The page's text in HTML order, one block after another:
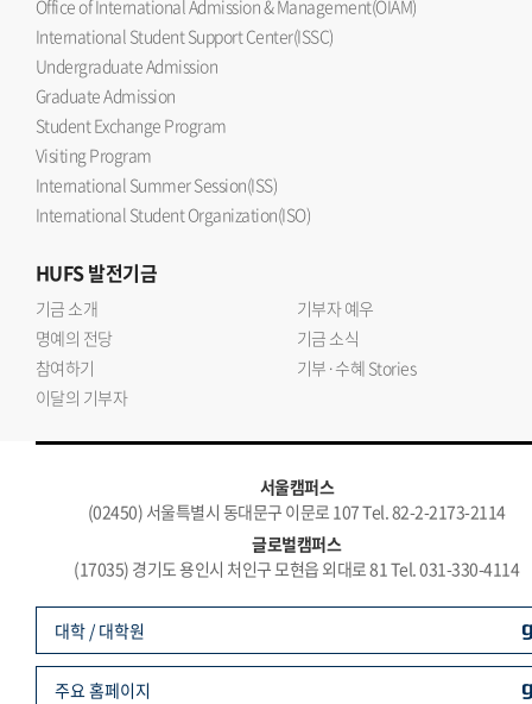
Office of International Admission & Management(OIAM)
International Student Support Center(ISSC)
Undergraduate Admission
Graduate Admission
Student Exchange Program
Visiting Program
International Summer Session(ISS)
International Student Organization(ISO)
HUFS발전기금
기금 소개
기부자 예우
명예의 전당
기금 소식
참여하기
기부·수혜 Stories
이달의 기부자
서울캠퍼스
(02450) 서울특별시 동대문구 이문로 107 Tel. 82-2-2173-2114
글로벌캠퍼스
(17035) 경기도 용인시 처인구 모현읍 외대로 81 Tel. 031-330-4114
대학 / 대학원
주요 홈페이지